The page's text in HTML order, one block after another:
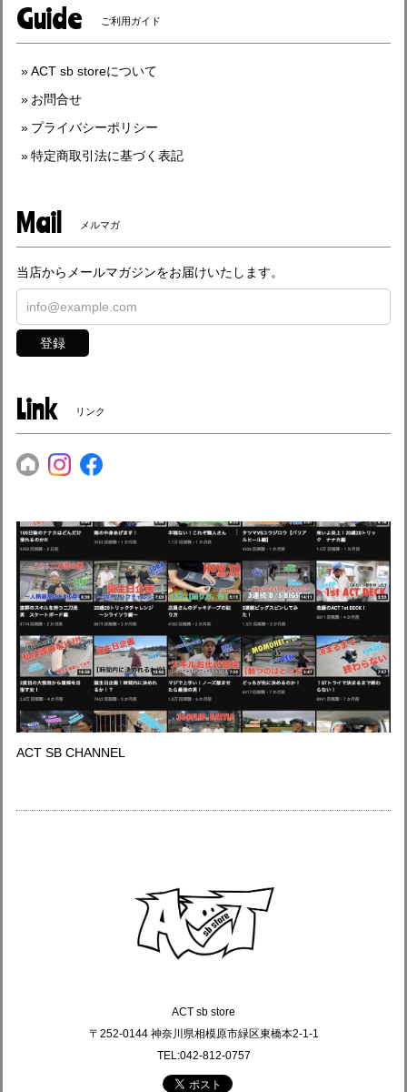
Guide ご利用ガイド
ACT sb storeについて
お問合せ
プライバシーポリシー
特定商取引法に基づく表記
Mail メルマガ
当店からメールマガジンをお届けいたします。
登録
Link リンク
ACT SB CHANNEL
ACT sb store
〒252-0144 神奈川県相模原市緑区東橋本2-1-1
TEL:042-812-0757